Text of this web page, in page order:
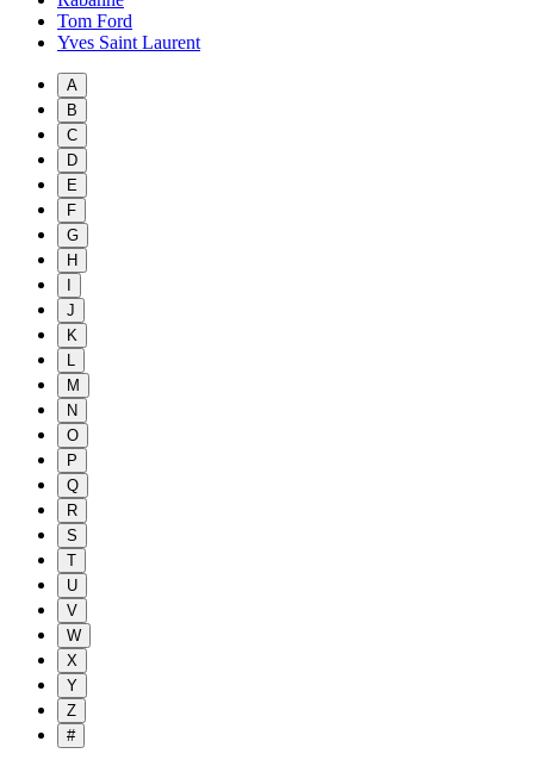
Tom Ford
Yves Saint Laurent
A
B
C
D
E
F
G
H
J
K
L
M
N
O
P
Q
R
S
T
U
V
W
X
Y
Z
#